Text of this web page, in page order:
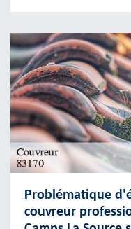
Problématique
couvreur